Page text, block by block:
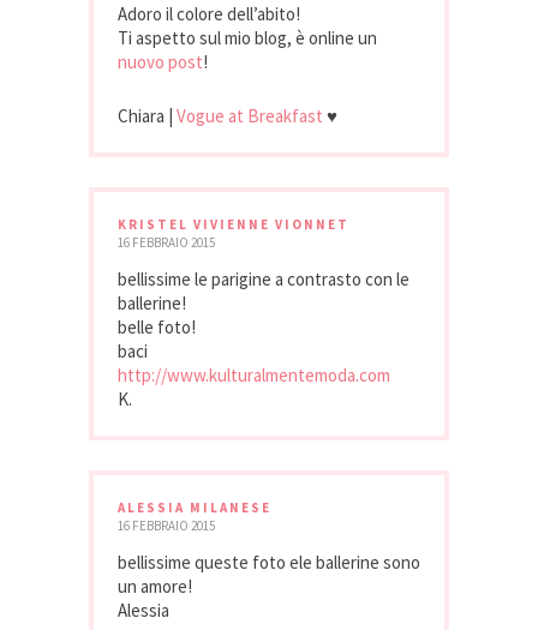
Adoro il colore dell’abito!
Ti aspetto sul mio blog, è online un
nuovo post!
Chiara | Vogue at Breakfast ♥
KRISTEL VIVIENNE VIONNET
16 FEBBRAIO 2015
bellissime le parigine a contrasto con le
ballerine!
belle foto!
baci
http://www.kulturalmentemoda.com
K.
ALESSIA MILANESE
16 FEBBRAIO 2015
bellissime queste foto ele ballerine sono
un amore!
Alessia